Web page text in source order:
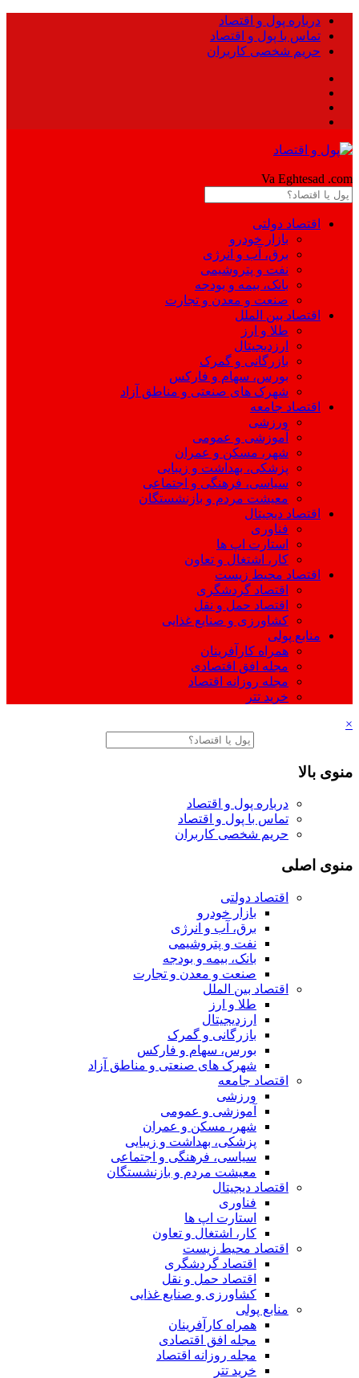
درباره پول و اقتصاد
تماس با پول و اقتصاد
حریم شخصی کاربران
Va Eghtesad .com
اقتصاد دولتی
بازار خودرو
برق، آب و انرژی
نفت و پتروشیمی
بانک، بیمه و بودجه
صنعت و معدن و تجارت
اقتصاد بین الملل
طلا و ارز
ارزدیجیتال
بازرگانی و گمرک
بورس، سهام و فارکس
شهرک های صنعتی و مناطق آزاد
اقتصاد جامعه
ورزشی
آموزشی و عمومی
شهر، مسکن و عمران
پزشکی، بهداشت و زیبایی
سیاسی، فرهنگی و اجتماعی
معیشت مردم و بازنشستگان
اقتصاد دیجیتال
فناوری
استارت اپ ها
کار، اشتغال و تعاون
اقتصاد محیط زیست
اقتصاد گردشگری
اقتصاد حمل و نقل
کشاورزی و صنایع غذایی
منابع پولی
همراه کارآفرینان
مجله افق اقتصادی
مجله روزانه اقتصاد
خرید تتر
×
منوی بالا
درباره پول و اقتصاد
تماس با پول و اقتصاد
حریم شخصی کاربران
منوی اصلی
اقتصاد دولتی
بازار خودرو
برق، آب و انرژی
نفت و پتروشیمی
بانک، بیمه و بودجه
صنعت و معدن و تجارت
اقتصاد بین الملل
طلا و ارز
ارزدیجیتال
بازرگانی و گمرک
بورس، سهام و فارکس
شهرک های صنعتی و مناطق آزاد
اقتصاد جامعه
ورزشی
آموزشی و عمومی
شهر، مسکن و عمران
پزشکی، بهداشت و زیبایی
سیاسی، فرهنگی و اجتماعی
معیشت مردم و بازنشستگان
اقتصاد دیجیتال
فناوری
استارت اپ ها
کار، اشتغال و تعاون
اقتصاد محیط زیست
اقتصاد گردشگری
اقتصاد حمل و نقل
کشاورزی و صنایع غذایی
منابع پولی
همراه کارآفرینان
مجله افق اقتصادی
مجله روزانه اقتصاد
خرید تتر